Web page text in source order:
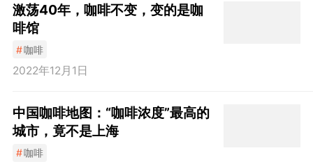
激荡40年，咖啡不变，变的是咖
啡馆
#咖啡
2022年12月1日
中国咖啡地图：“咖啡浓度”最高的
城市，竟不是上海
#咖啡